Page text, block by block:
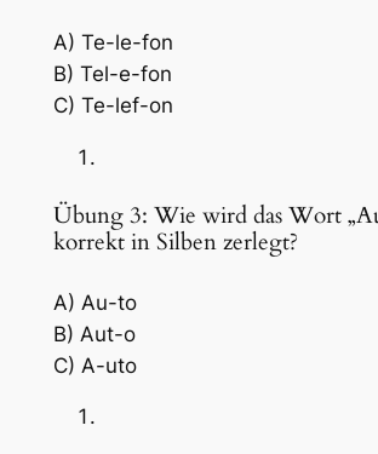
A) Te-le-fon
B) Tel-e-fon
C) Te-lef-on
Übung 3: Wie wird das Wort
korrekt in Silben zerlegt?
A) Au-to
B) Aut-o
C) A-uto